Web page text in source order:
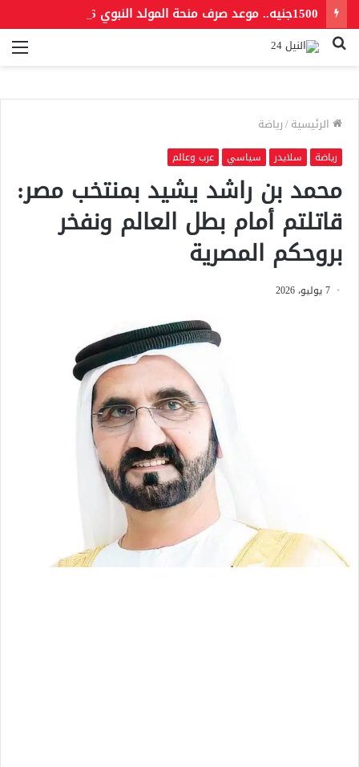
بحث
الرئيسية/رياضة
رياضة سلايدر سياسي عرب وعالم
محمد بن راشد يشيد بمنتخب مصر:
قاتلتم أمام بطل العالم ونفخر
بروحكم المصرية
7 يوليو، 2026